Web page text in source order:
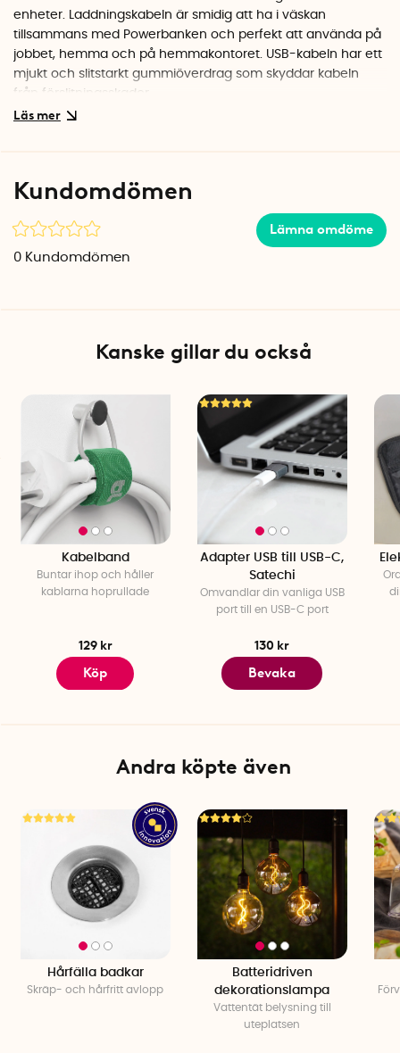
enheter. Laddningskabeln är smidig att ha i väskan
tillsammans med Powerbanken och perfekt att använda på
jobbet, hemma och på hemmakontoret. USB-kabeln har ett
mjukt och slitstarkt gummiöverdrag som skyddar kabeln
från förslitningsskador.
USB-C till Lightning(Apple)
Ligtningkablar godkända av Apple
USB-kablarna med lightningkontakter har certifieringen MFI
USB-C kabel med den senaste tekniken
många nya smartphones, högtalare, spelkonsoler och
andra elektroniska produkter.
Om USB-A
USB-A uttaget är fortfarande standard i många laptops,
dockningsstationer, Powerbanks och laddningsstationer.
Specifikationer
Längd: 20 cm
Märke: VEHO
Kundomdömen
Lämna omdöme
0 Kundomdömen
Kanske gillar du också
Kabelband
Buntar ihop och håller
kablarna hoprullade
129 kr
Köp
Adapter USB till USB-C,
Satechi
Omvandlar din vanliga USB
port till en USB-C port
130 kr
Bevaka
Andra köpte även
Hårfälla badkar
Skräp- och hårfritt avlopp
Batteridriven
dekorationslampa
Vattentät belysning till
uteplatsen